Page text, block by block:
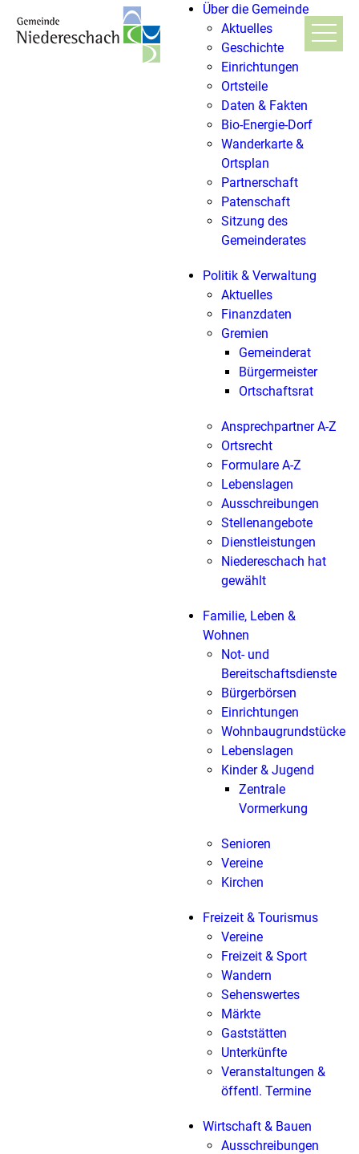
Über die Gemeinde
Aktuelles
Geschichte
Einrichtungen
Ortsteile
Daten & Fakten
Bio-Energie-Dorf
Wanderkarte &
Ortsplan
Partnerschaft
Patenschaft
Sitzung des
Gemeinderates
Politik & Verwaltung
Aktuelles
Finanzdaten
Gremien
Gemeinderat
Bürgermeister
Ortschaftsrat
Ansprechpartner A-Z
Ortsrecht
Formulare A-Z
Lebenslagen
Ausschreibungen
Stellenangebote
Dienstleistungen
Niedereschach hat
gewählt
Familie, Leben &
Wohnen
Not- und
Bereitschaftsdienste
Bürgerbörsen
Einrichtungen
Wohnbaugrundstücke
Lebenslagen
Kinder & Jugend
Zentrale
Vormerkung
Senioren
Vereine
Kirchen
Freizeit & Tourismus
Vereine
Freizeit & Sport
Wandern
Sehenswertes
Märkte
Gaststätten
Unterkünfte
Veranstaltungen &
öffentl. Termine
Wirtschaft & Bauen
Ausschreibungen